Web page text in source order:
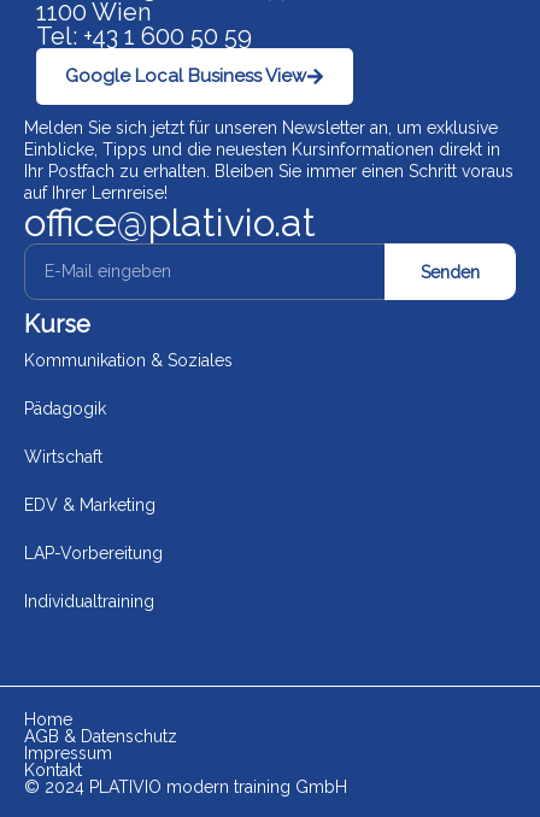
1100 Wien
Tel: +43 1 600 50 59
Google Local Business View
Melden Sie sich jetzt für unseren Newsletter an, um exklusive
Einblicke, Tipps und die neuesten Kursinformationen direkt in
Ihr Postfach zu erhalten. Bleiben Sie immer einen Schritt voraus
auf Ihrer Lernreise!
office@plativio.at
Senden
Kurse
Kommunikation & Soziales
Pädagogik
Wirtschaft
EDV & Marketing
LAP-Vorbereitung
Individualtraining
Home
AGB & Datenschutz
Impressum
Kontakt
© 2024 PLATIVIO modern training GmbH